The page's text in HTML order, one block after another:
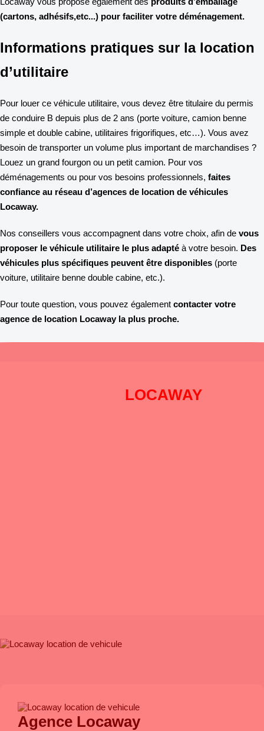
(cartons, adhésifs,etc...) pour faciliter votre déménagement.
Informations pratiques sur la location
d’utilitaire
Pour louer ce véhicule utilitaire, vous devez être titulaire du permis
de conduire B depuis plus de 2 ans (porte voiture, camion benne
simple et double cabine, utilitaires frigorifiques, etc…). Vous avez
besoin de transporter un volume plus important de marchandises ?
Louez un grand fourgon ou un petit camion. Pour vos
déménagements ou pour vos besoins professionnels, faites
confiance au réseau d’agences de location de véhicules
Locaway.
Nos conseillers vous accompagnent dans votre choix, afin de vous
proposer le véhicule utilitaire le plus adapté à votre besoin. Des
véhicules plus spécifiques peuvent être disponibles (porte
voiture, utilitaire benne double cabine, etc.).
Pour toute question, vous pouvez également contacter votre
agence de location Locaway la plus proche.
LOCAWAY
Agence Locaway